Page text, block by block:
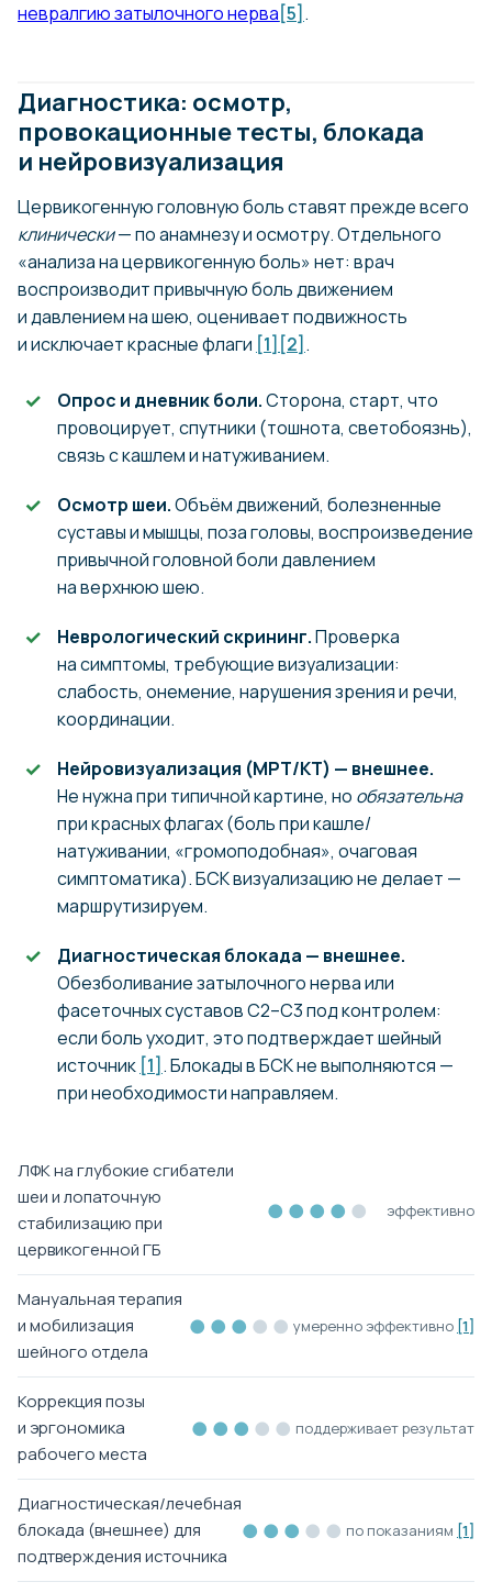
невралгию затылочного нерва[5] .
Диагностика: осмотр,
провокационные тесты, блокада
и нейровизуализация
Цервикогенную головную боль ставят прежде всего
клинически— по анамнезу и осмотру. Отдельного
«анализа на цервикогенную боль» нет: врач
воспроизводит привычную боль движением
и давлением на шею, оценивает подвижность
и исключает красные флаги [1] [2] .
Опрос и дневник боли.Сторона, старт, что
провоцирует, спутники (тошнота, светобоязнь),
связь с кашлем и натуживанием.
Осмотр шеи.Объём движений, болезненные
суставы и мышцы, поза головы, воспроизведение
привычной головной боли давлением
на верхнюю шею.
Неврологический скрининг.Проверка
на симптомы, требующие визуализации:
слабость, онемение, нарушения зрения и речи,
координации.
Нейровизуализация (МРТ/КТ) — внешнее.
Не нужна при типичной картине, но обязательна
при красных флагах (боль при кашле/
натуживании, «громоподобная», очаговая
симптоматика). БСК визуализацию не делает —
маршрутизируем.
Диагностическая блокада — внешнее.
Обезболивание затылочного нерва или
фасеточных суставов C2–C3 под контролем:
если боль уходит, это подтверждает шейный
источник [1] . Блокады в БСК не выполняются —
при необходимости направляем.
ЛФК на глубокие сгибатели
шеи и лопаточную
стабилизацию при
цервикогенной ГБ
●●●● ● эффективно
Мануальная терапия
и мобилизация
шейного отдела
●●● ●● умеренно эффективно [1]
Коррекция позы
и эргономика
рабочего места
●●● ●● поддерживает результат
Диагностическая/лечебная
блокада (внешнее) для
подтверждения источника
●●● ●● по показаниям [1]